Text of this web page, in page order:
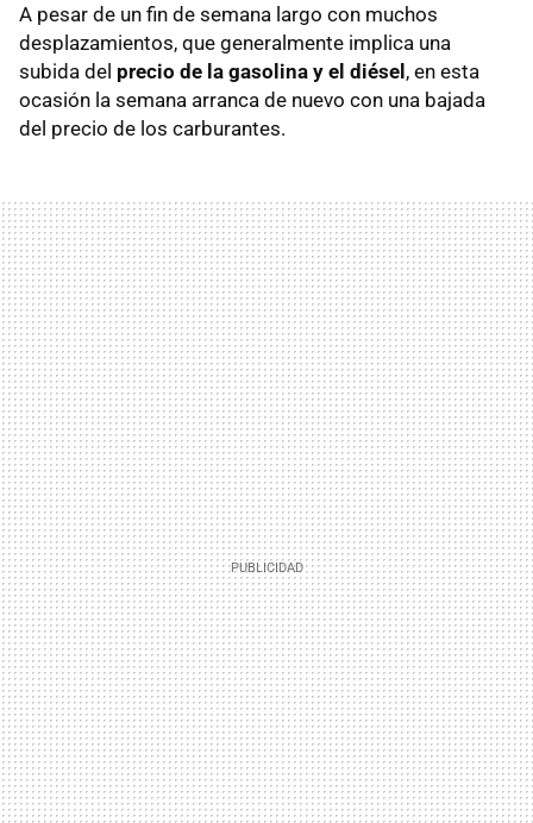
A pesar de un fin de semana largo con muchos
desplazamientos, que generalmente implica una
subida del precio de la gasolina y el diésel, en esta
ocasión la semana arranca de nuevo con una bajada
del precio de los carburantes.